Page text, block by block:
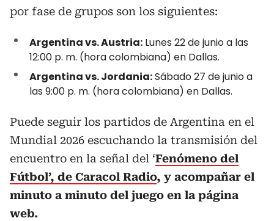
por fase de grupos son los siguientes:
Argentina vs. Austria: Lunes 22 de junio a las
12:00 p. m. (hora colombiana) en Dallas.
Argentina vs. Jordania:Sábado 27 de junio a
las 9:00 p. m. (hora colombiana) en Dallas.
Puede seguir los partidos de Argentina en el
Mundial 2026 escuchando la transmisión del
encuentro en la señal del ‘Fenómeno del
Fútbol’, de Caracol Radio, y acompañar el
minuto a minuto del juego en la página
web.